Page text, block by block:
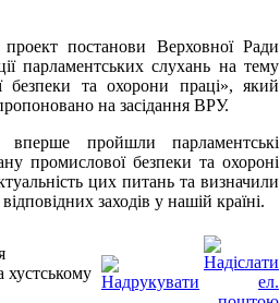
постанови Верховної Ради
парламентських слухань на тему
безпеки та охорони праці», який
на засідання ВРУ.
пройшли парламентські
промислової безпеки та охороні
цих питань та визначили
заходів у нашій країні.
хустському